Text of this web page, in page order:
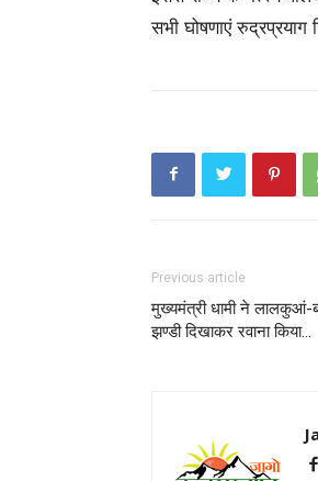
सभी घोषणाएं
Previous article
मुख्यमंत्री धामी ने लालकुआं-
झण्डी दिखाकर रवाना किया…